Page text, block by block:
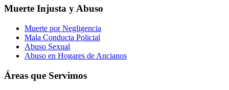
Muerte Injusta y Abuso
Muerte por Negligencia
Mala Conducta Policial
Abuso Sexual
Abuso en Hogares de Ancianos
Áreas que Servimos